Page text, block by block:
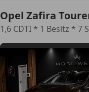
Opel Zafira
1,6 CDTI * 1 Besitz * 7